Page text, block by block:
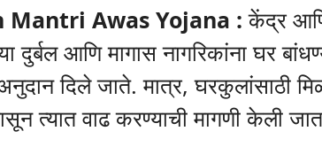
Mantri Awas Yojana : केंद्र
दुर्बल आणि मागास नागरिकांना घर
दिले जाते. मात्र, घरकुलांसाठी
त्यात वाढ करण्याची मागणी केली